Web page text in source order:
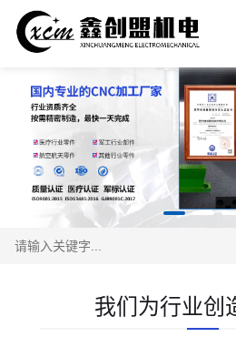
我们为行业创